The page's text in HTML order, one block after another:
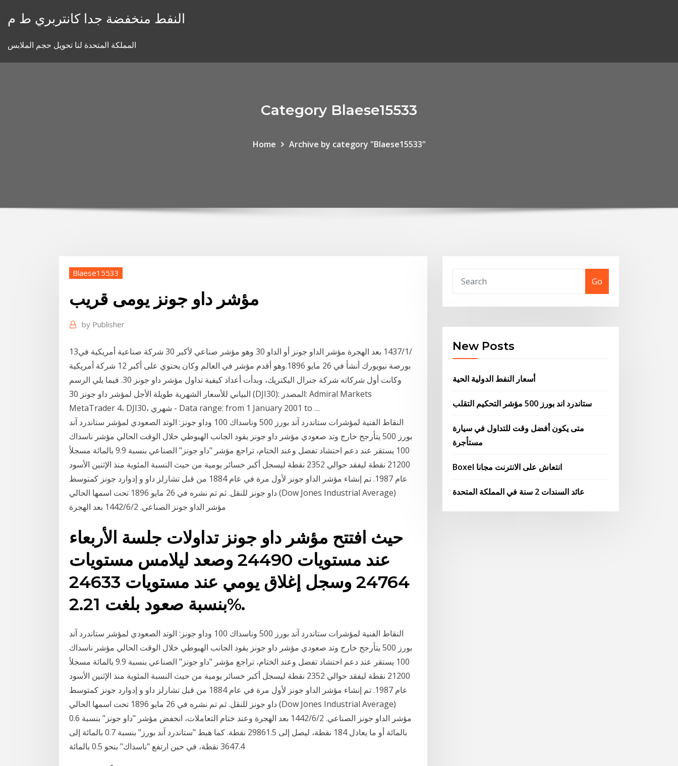
النفط منخفضة جدا كانتربري ط م
المملكة المتحدة لنا تحويل حجم الملابس
Category Blaese15533
Home Archive by category "Blaese15533"
Blaese15533
مؤشر داو جونز يومى قريب
by Publisher
13‏‏/1‏‏/1437 بعد الهجرة مؤشر الداو جونز أو الداو 30 وهو مؤشر صناعي لأكبر 30 شركة صناعية أمريكية في
بورصة نيويورك أنشأ في 26 مايو 1896.وهو أقدم مؤشر في العالم وكان يحتوي على أكبر 12 شركة أمريكية
وكانت أول شركاته شركة جنرال اليكتريك، وبدأت أعداد كيفية تداول مؤشر داو جونز 30. فيما يلي الرسم
البياني للأسعار الشهرية طويلة الأجل لمؤشر داو جونز 30 (DJI30): المصدر: Admiral Markets
MetaTrader 4، DJI30، شهري - Data range: from 1 January 2001 to …
النقاط الفنية لمؤشرات ستاندرد آند بورز 500 وناسداك 100 وداو جونز: الوتد الصعودي لمؤشر ستاندرد آند
بورز 500 يتأرجح خارج وتد صعودي مؤشر داو جونز يقود الجانب الهبوطي خلال الوقت الحالي مؤشر ناسداك
100 يستقر عند دعم احتشاد تفضل وعند الختام، تراجع مؤشر "داو جونز" الصناعي بنسبة 9.9 بالمائة مسجلاً
21200 نقطة ليفقد حوالي 2352 نقطة ليسجل أكبر خسائر يومية من حيث النسبة المئوية منذ الإثنين الأسود
عام 1987. تم إنشاء مؤشر الداو جونز لأول مرة في عام 1884 من قبل تشارلز داو و إدوارد جونز كمتوسط
داو جونز للنقل. ثم تم نشره في 26 مايو 1896 تحت اسمها الحالي (Dow Jones Industrial Average)
مؤشر الداو جونز الصناعي. 2‏‏/6‏‏/1442 بعد الهجرة
حيث افتتح مؤشر داو جونز تداولات جلسة الأربعاء
عند مستويات 24490 وصعد ليلامس مستويات
24764 وسجل إغلاق يومي عند مستويات 24633
بنسبة صعود بلغت 2.21%.
النقاط الفنية لمؤشرات ستاندرد آند بورز 500 وناسداك 100 وداو جونز: الوتد الصعودي لمؤشر ستاندرد آند
بورز 500 يتأرجح خارج وتد صعودي مؤشر داو جونز يقود الجانب الهبوطي خلال الوقت الحالي مؤشر ناسداك
100 يستقر عند دعم احتشاد تفضل وعند الختام، تراجع مؤشر "داو جونز" الصناعي بنسبة 9.9 بالمائة مسجلاً
21200 نقطة ليفقد حوالي 2352 نقطة ليسجل أكبر خسائر يومية من حيث النسبة المئوية منذ الإثنين الأسود
عام 1987. تم إنشاء مؤشر الداو جونز لأول مرة في عام 1884 من قبل تشارلز داو و إدوارد جونز كمتوسط
داو جونز للنقل. ثم تم نشره في 26 مايو 1896 تحت اسمها الحالي (Dow Jones Industrial Average)
مؤشر الداو جونز الصناعي. 2‏‏/6‏‏/1442 بعد الهجرة وعند ختام التعاملات، انخفض مؤشر "داو جونز" بنسبة 0.6
بالمائة أو ما يعادل 184 نقطة، ليصل إلى 29861.5 نقطة. كما هبط "ستاندرد آند بورز" بنسبة 0.7 بالمائة إلى
3647.4 نقطة، في حين ارتفع "ناسداك" بنحو 0.5 بالمائة
Go
New Posts
أسعار النفط الدولية الحية
ستاندرد اند بورز 500 مؤشر التحكيم التقلب
متى يكون أفضل وقت للتداول في سيارة
مستأجرة
Boxel انتعاش على الانترنت مجانا
عائد السندات 2 سنة في المملكة المتحدة